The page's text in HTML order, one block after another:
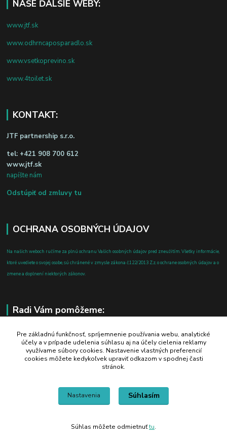
NAŠE ĎALŠIE WEBY:
www.jtf.sk
www.odhrncaposparadlo.sk
www.vsetkoprevino.sk
www.4toilet.sk
KONTAKT:
JTF partnership s.r.o.
tel: +421 908 700 612
www.jtf.sk
napíšte nám
Odstúpiť od zmluvy tu
OCHRANA OSOBNÝCH ÚDAJOV
Na našich weboch ručíme za plnú ochranu Vašich osobných údajov pred zneužitím. Všetky informácie,
ktoré uvediete o svojej osobe, sú chránené v zmysle zákona č.122/2013 Z.z. o ochrane osobných údajov a o
zmene a doplnení niektorých zákonov.
Radi Vám pomôžeme:
+421 908 700 612
po-pia: 8.00 - 16.00
business@jtf.sk
Pre základnú funkčnosť, spríjemnenie používania webu, analytické
účely a v prípade udelenia súhlasu aj na účely cielenia reklamy
využívame súbory cookies. Nastavenie vlastných preferencií
cookies môžete kedykoľvek upraviť odkazom v spodnej časti
stránok.
Nastavenia Súhlasím
Súhlas môžete odmietnuťtu.